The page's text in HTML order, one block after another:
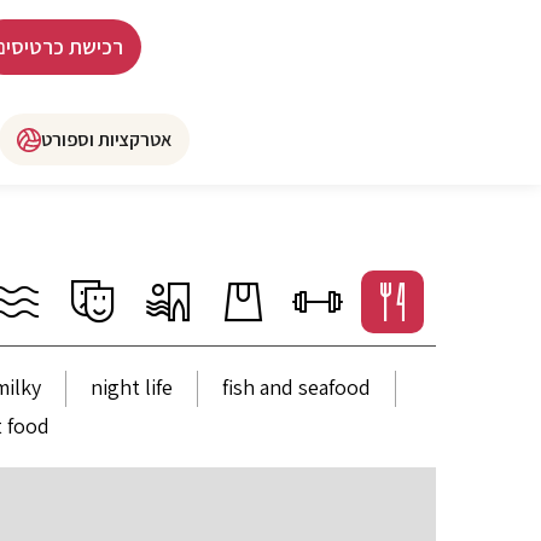
רכישת
אטרקציות וספורט
night life
fish and seafood
food